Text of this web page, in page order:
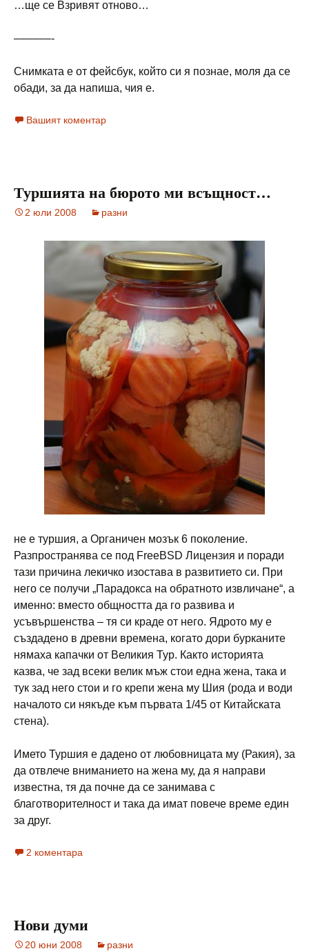
…ще се Взривят отново…
––––––-
Снимката е от фейсбук, който си я познае, моля да се
обади, за да напиша, чия е.
Вашият коментар
Туршията на бюрото ми всъщност…
2 юли 2008 разни
не е туршия, а Органичен мозък 6 поколение.
Разпространява се под FreeBSD Лицензия и поради
тази причина лекичко изостава в развитието си. При
него се получи „Парадокса на обратното извличане“, а
именно: вместо общността да го развива и
усъвършенства – тя си краде от него. Ядрото му е
създадено в древни времена, когато дори бурканите
нямаха капачки от Великия Тур. Както историята
казва, че зад всеки велик мъж стои една жена, така и
тук зад него стои и го крепи жена му Шия (рода и води
началото си някъде към първата 1/45 от Китайската
стена).
Името Туршия е дадено от любовницата му (Ракия), за
да отвлече вниманието на жена му, да я направи
известна, тя да почне да се занимава с
благотворителност и така да имат повече време един
за друг.
2 коментара
Нови думи
20 юни 2008 разни